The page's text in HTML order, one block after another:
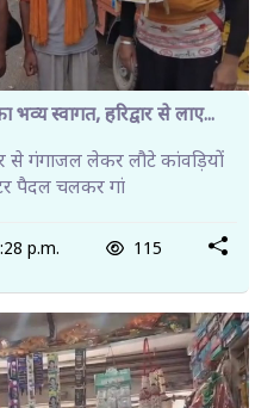
स्वागत, हरिद्वार से लाए...
से गंगाजल लेकर लौटे कांवड़ियों
पैदल चलकर गां
p.m. 115